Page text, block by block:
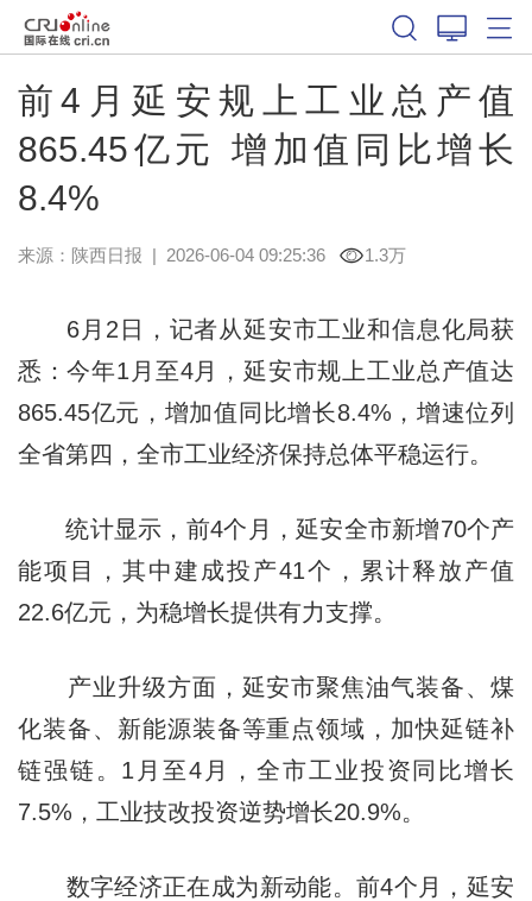
前4月延安规上工业总产值
865.45亿元 增加值同比增长
8.4%
来源： 陕西日报 | 2026-06-04 09:25:36 1.3万
6月2日，记者从延安市工业和信息化局获
悉：今年1月至4月，延安市规上工业总产值达
865.45亿元，增加值同比增长8.4%，增速位列
全省第四，全市工业经济保持总体平稳运行。
统计显示，前4个月，延安全市新增70个产
能项目，其中建成投产41个，累计释放产值
22.6亿元，为稳增长提供有力支撑。
产业升级方面，延安市聚焦油气装备、煤
化装备、新能源装备等重点领域，加快延链补
链强链。1月至4月，全市工业投资同比增长
7.5%，工业技改投资逆势增长20.9%。
数字经济正在成为新动能。前4个月，延安